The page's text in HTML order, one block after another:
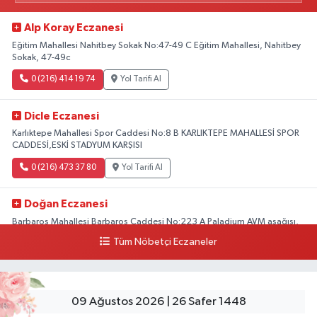
Alp Koray Eczanesi
Eğitim Mahallesi Nahitbey Sokak No:47-49 C Eğitim Mahallesi, Nahitbey
Sokak, 47-49c
0 (216) 414 19 74 Yol Tarifi Al
Dicle Eczanesi
Karlıktepe Mahallesi Spor Caddesi No:8 B KARLIKTEPE MAHALLESİ SPOR
CADDESİ,ESKİ STADYUM KARŞISI
0 (216) 473 37 80 Yol Tarifi Al
Doğan Eczanesi
Barbaros Mahallesi Barbaros Caddesi No:223 A Paladium AVM aşağısı,
Mali Eczanesi
Merkez Mahallesi Tüloğlu Sokak No:4 A REŞİTPAŞACADDESİ QNB BANK
Tüm Nöbetçi Eczaneler
09 Ağustos 2026 | 26 Safer 1448